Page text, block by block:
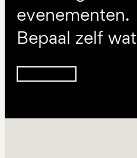
evenementen.
Bepaal zelf